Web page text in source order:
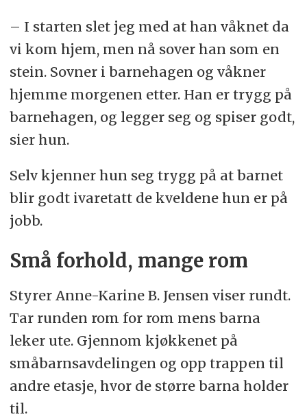
– I starten slet jeg med at han våknet da
vi kom hjem, men nå sover han som en
stein. Sovner i barnehagen og våkner
hjemme morgenen etter. Han er trygg på
barnehagen, og legger seg og spiser godt,
sier hun.
Selv kjenner hun seg trygg på at barnet
blir godt ivaretatt de kveldene hun er på
jobb.
Små forhold, mange rom
Styrer Anne-Karine B. Jensen viser rundt.
Tar runden rom for rom mens barna
leker ute. Gjennom kjøkkenet på
småbarnsavdelingen og opp trappen til
andre etasje, hvor de større barna holder
til.